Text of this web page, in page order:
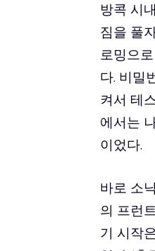
방콕 시
짐을 풀
로밍으
다. 비밀
켜서 테
에서는
이었다.
바로 소
의 프런
기 시작